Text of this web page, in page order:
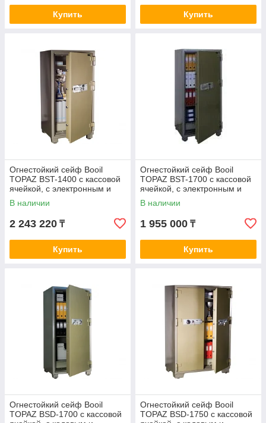
Купить Купить
Огнестойкий сейф Booil
TOPAZ BST-1400 с кассовой
ячейкой, с электронным и
ключевым замками
В наличии
2 243 220 ₸
Купить
Огнестойкий сейф Booil
TOPAZ BST-1700 с кассовой
ячейкой, с электронным и
ключевым замками
В наличии
1 955 000 ₸
Купить
Огнестойкий сейф Booil
TOPAZ BSD-1700 с кассовой
Огнестойкий сейф Booil
TOPAZ BSD-1750 с кассовой